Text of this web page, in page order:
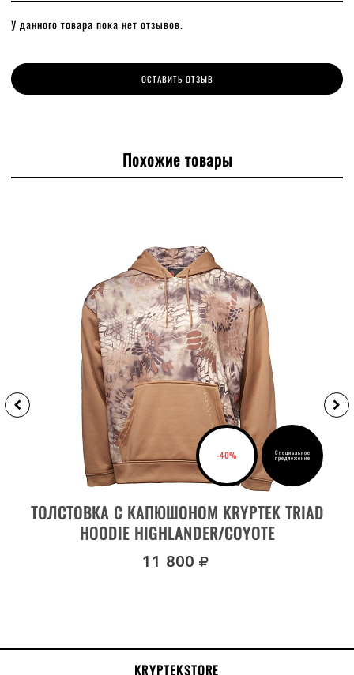
У данного товара пока нет отзывов.
ОСТАВИТЬ ОТЗЫВ
Похожие товары
-40% Специальное
предложение
ТОЛСТОВКА С КАПЮШОНОМ KRYPTEK TRIAD
HOODIE HIGHLANDER/COYOTE
11 800
KRYPTEKSTORE